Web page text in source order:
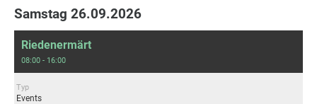
Samstag 26.09.2026
Riedenermärt
08:00 - 16:00
Typ
Events